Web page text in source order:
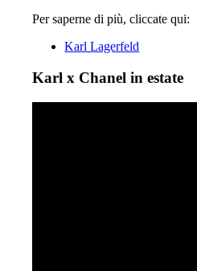
Per saperne di più, cliccate qui:
Karl Lagerfeld
Karl x Chanel in estate